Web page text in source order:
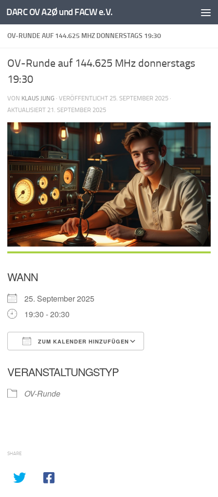
Unter dem Inhalt
DARC OV A2Ø und FACW e.V.
OV-RUNDE AUF 144.625 MHZ DONNERSTAGS 19:30
OV-Runde auf 144.625 MHz donnerstags
19:30
VON KLAUS JUNG · VERÖFFENTLICHT 25. SEPTEMBER 2025 ·
AKTUALISIERT 21. SEPTEMBER 2025
WANN
25. September 2025
19:30 - 20:30
ZUM KALENDER HINZUFÜGEN
VERANSTALTUNGSTYP
OV-Runde
SHARE